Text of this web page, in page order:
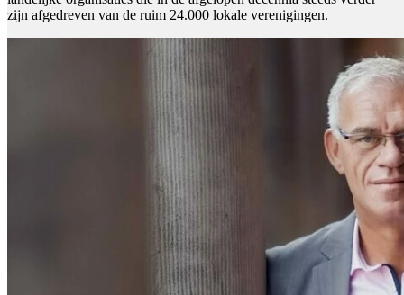
zijn afgedreven van de ruim 24.000 lokale verenigingen.